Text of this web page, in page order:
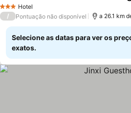
3 EstrelasHotel
/ Pontuação não disponível a 26.1 km
Selecione as datas para ver os
exatos.